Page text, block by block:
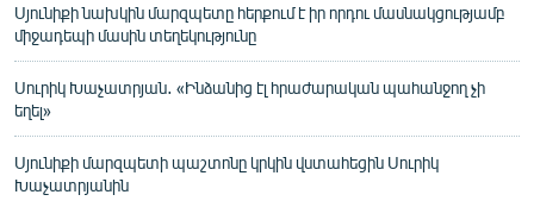
Սյունիքի նախկին մարզպետը հերքում է իր որդու մասնակցությամբ
միջադեպի մասին տեղեկությունը
Սուրիկ Խաչատրյան․ «Ինձանից էլ հրաժարական պահանջող չի
եղել»
Սյունիքի մարզպետի պաշտոնը կրկին վստահեցին Սուրիկ
Խաչատրյանին